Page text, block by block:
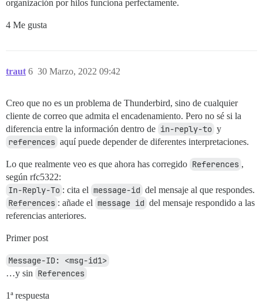
organización por hilos funciona perfectamente.
4 Me gusta
traut 30 Marzo, 2022 09:42
6
Creo que no es un problema de Thunderbird, sino de cualquier
cliente de correo que admita el encadenamiento. Pero no sé si la
diferencia entre la información dentro de in-reply-to y
references aquí puede depender de diferentes interpretaciones.
Lo que realmente veo es que ahora has corregido References ,
según rfc5322:
In-Reply-To : cita el message-id del mensaje al que respondes.
References : añade el message id del mensaje respondido a las
referencias anteriores.
Primer post
Message-ID: <msg-id1>
…y sin References
1ª respuesta